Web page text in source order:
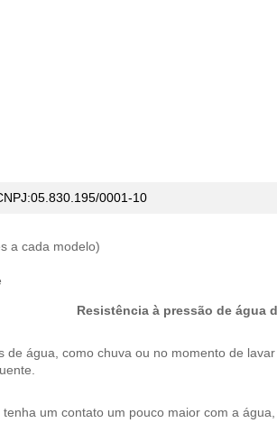
0001-10
a cada modelo)
Resistência à pressão de água
de água, como chuva ou no momento de
tenha um contato um pouco maior com a